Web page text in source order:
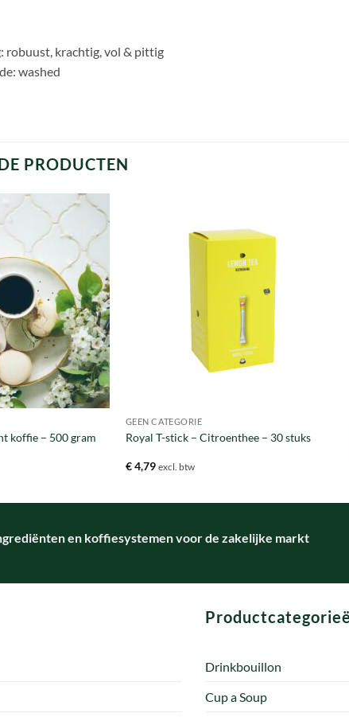
robuust, krachtig, vol & pittig
washed
PRODUCTEN
koffie – 500 gram
GEEN CATEGORIE
Royal T-stick – Citroenthee – 30 stuks
€4,79 excl. btw
en koffiesystemen voor de zakelijke markt
Drinkbouillon
Cup a Soup